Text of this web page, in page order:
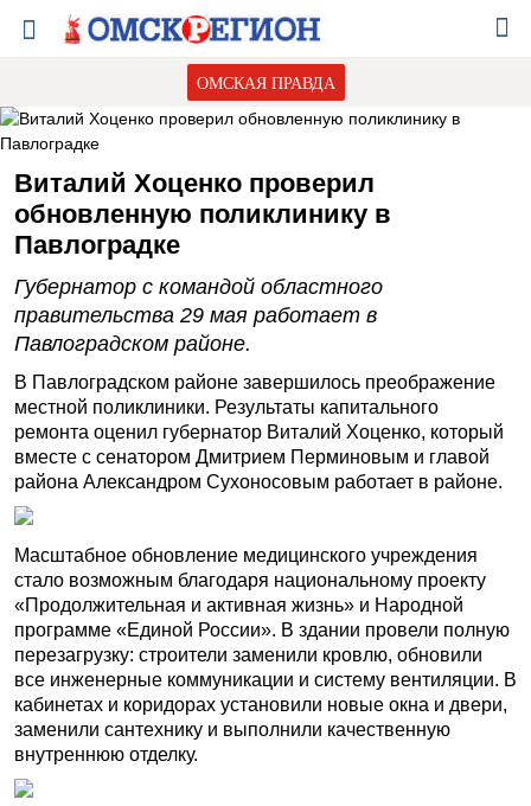
ОМСКАЯ ПРАВДА
Виталий Хоценко проверил
обновленную поликлинику в
Павлоградке
Губернатор с командой областного
правительства 29 мая работает в
Павлоградском районе.
В Павлоградском районе завершилось преображение
местной поликлиники. Результаты капитального
ремонта оценил губернатор Виталий Хоценко, который
вместе с сенатором Дмитрием Перминовым и главой
района Александром Сухоносовым работает в районе.
Масштабное обновление медицинского учреждения
стало возможным благодаря национальному проекту
«Продолжительная и активная жизнь» и Народной
программе «Единой России». В здании провели полную
перезагрузку: строители заменили кровлю, обновили
все инженерные коммуникации и систему вентиляции. В
кабинетах и коридорах установили новые окна и двери,
заменили сантехнику и выполнили качественную
внутреннюю отделку.